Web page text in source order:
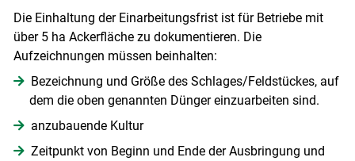
Die Einhaltung der Einarbeitungsfrist ist für Betriebe mit
über 5 ha Ackerfläche zu dokumentieren. Die
Aufzeichnungen müssen beinhalten:
Bezeichnung und Größe des Schlages/Feldstückes, auf
dem die oben genannten Dünger einzuarbeiten sind.
anzubauende Kultur
Zeitpunkt von Beginn und Ende der Ausbringung und